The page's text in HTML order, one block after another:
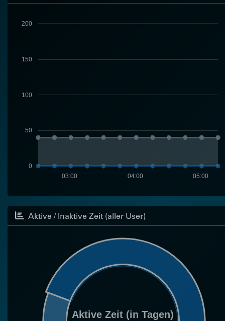
0
50
100
150
200
05:00
04:00
03:00
Aktive / Inaktive Zeit (aller User)
Aktive Zeit (in Tagen)